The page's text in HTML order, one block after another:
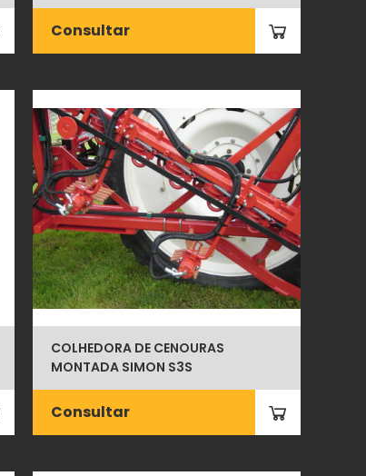
Consultar
COLHEDORA DE CENOURAS
MONTADA SIMON S3S
Consultar